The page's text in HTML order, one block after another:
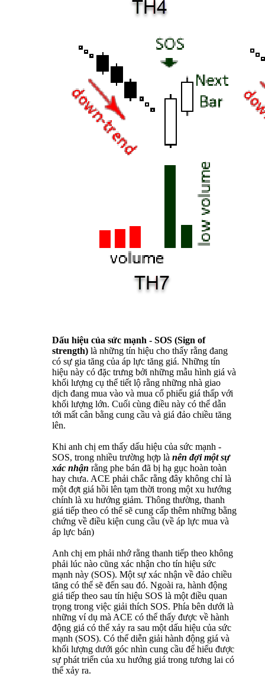
Dấu hiệu của sức mạnh - SOS (Sign of
strength) là những tín hiệu cho thấy rằng đang
có sự gia tăng của áp lực tăng giá. Những tín
hiệu này có đặc trưng bởi những mẫu hình giá và
khối lượng cụ thể tiết lộ rằng những nhà giao
dịch đang mua vào và mua cổ phiếu giá thấp với
khối lượng lớn. Cuối cùng điều này có thể dẫn
tới mất cân bằng cung cầu và giá đảo chiều tăng
lên.
Khi anh chị em thấy dấu hiệu của sức mạnh -
SOS, trong nhiều trường hợp là nên đợi một sự
xác nhận rằng phe bán đã bị hạ gục hoàn toàn
hay chưa. ACE phải chắc rằng đây không chỉ là
một đợt giá hồi lên tạm thời trong một xu hướng
chính là xu hướng giảm. Thông thường, thanh
giá tiếp theo có thể sẽ cung cấp thêm những bằng
chứng về điều kiện cung cầu (về áp lực mua và
áp lực bán)
Anh chị em phải nhớ rằng thanh tiếp theo không
phải lúc nào cũng xác nhận cho tín hiệu sức
mạnh này (SOS). Một sự xác nhận về đảo chiều
tăng có thể sẽ đến sau đó. Ngoài ra, hành động
giá tiếp theo sau tín hiệu SOS là một điều quan
trọng trong việc giải thích SOS. Phía bên dưới là
những ví dụ mà ACE có thể thấy được về hành
động giá có thể xảy ra sau một dấu hiệu của sức
mạnh (SOS). Có thể diễn giải hành động giá và
khối lượng dưới góc nhìn cung cầu để hiểu được
sự phát triển của xu hướng giá trong tương lai có
thể xảy ra.